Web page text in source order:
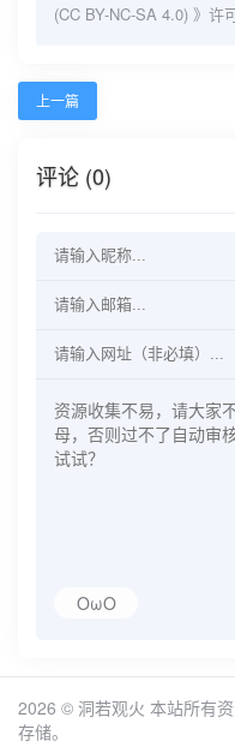
(CC BY-NC-SA 4.0) 》许
上一篇
评论 (0)
OωO
2026 © 洞若观火 本站所有
存储。